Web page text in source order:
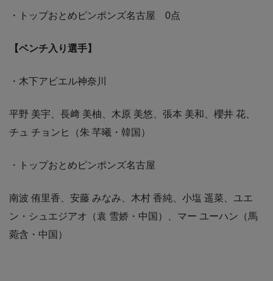
・トップおとめピンポンズ名古屋 0点
【ベンチ入り選手】
・木下アビエル神奈川
平野 美宇、長﨑 美柚、木原 美悠、張本 美和、櫻井 花、
チュ チョンヒ（朱 芊曦・韓国）
・トップおとめピンポンズ名古屋
南波 侑里香、安藤 みなみ、木村 香純、小塩 遥菜、ユエ
ン・シュエジアオ（袁 雪娇・中国）、マー ユーハン（馬
菀含・中国）